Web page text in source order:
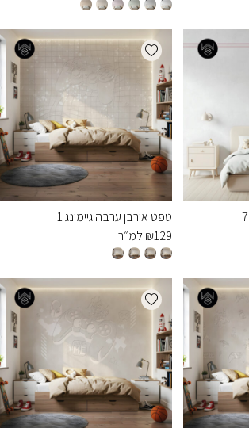
Add wishlist
טפט אורבן ערבה גיימינג 1
₪129 למ״ר
Add wishlist